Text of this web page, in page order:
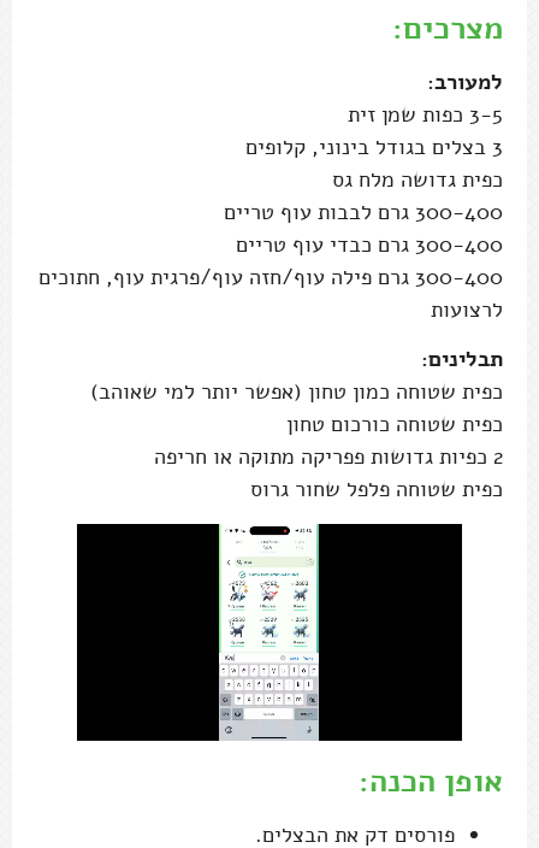
מצרכים:
למעורב:
3-5 כפות שמן זית
3 בצלים בגודל בינוני, קלופים
כפית גדושה מלח גס
300-400 גרם לבבות עוף טריים
300-400 גרם כבדי עוף טריים
300-400 גרם פילה עוף/חזה עוף/פרגית עוף, חתוכים
לרצועות
תבלינים:
כפית שטוחה כמון טחון (אפשר יותר למי שאוהב)
כפית שטוחה כורכום טחון
2 כפיות גדושות פפריקה מתוקה או חריפה
כפית שטוחה פלפל שחור גרוס
אופן הכנה:
פורסים דק את הבצלים.